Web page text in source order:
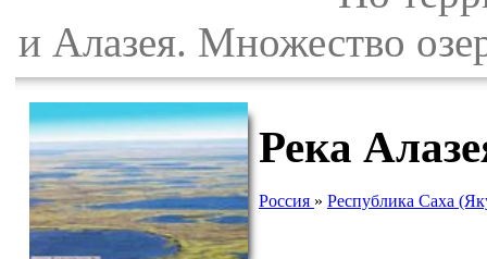
и Алазея. Множество
Река
Россия » Республика Саха